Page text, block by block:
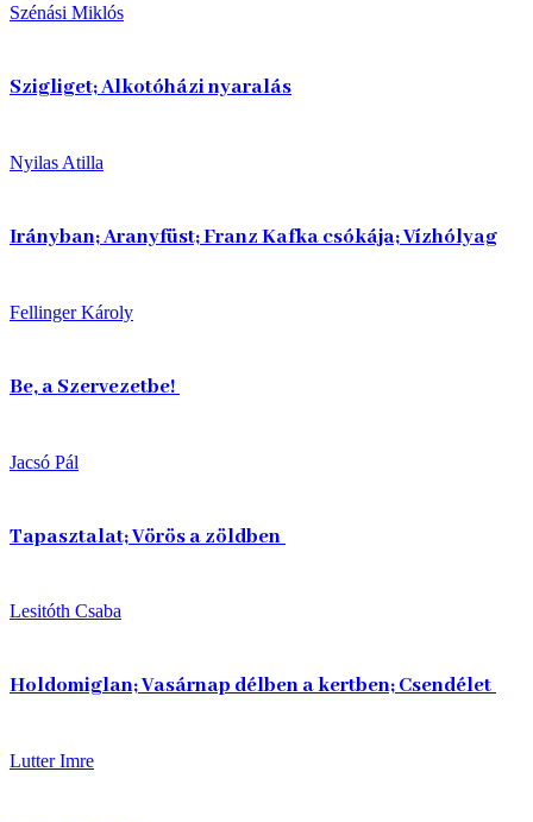
Szénási Miklós
Szigliget; Alkotóházi nyaralás
Nyilas Atilla
Irányban; Aranyfüst; Franz Kafka csókája; Vízhólyag
Fellinger Károly
Be, a Szervezetbe!
Jacsó Pál
Tapasztalat; Vörös a zöldben
Lesitóth Csaba
Holdomiglan; Vasárnap délben a kertben; Csendélet
Lutter Imre